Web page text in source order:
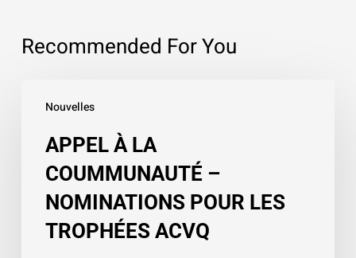
Recommended For You
Nouvelles
COUMMUNAUTÉ
NOMINATIONS
POUR
APPEL À LA
COUMMUNAUTÉ –
NOMINATIONS POUR LES
TROPHÉES ACVQ